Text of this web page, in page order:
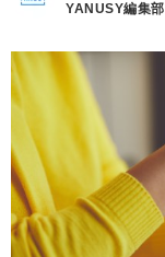
YANUSY編集部